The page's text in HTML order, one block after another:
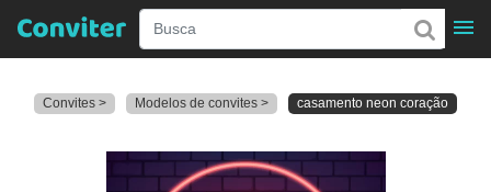
Convites > Modelos de convites > casamento neon coração